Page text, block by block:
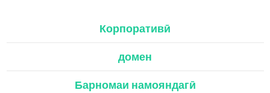
Корпоративӣ
домен
Барномаи намояндагӣ